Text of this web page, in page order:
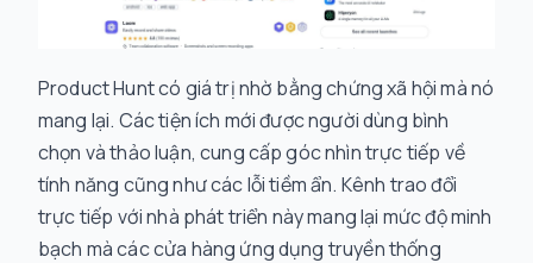
Product Hunt có giá trị nhờ bằng chứng xã hội mà nó
mang lại. Các tiện ích mới được người dùng bình
chọn và thảo luận, cung cấp góc nhìn trực tiếp về
tính năng cũng như các lỗi tiềm ẩn. Kênh trao đổi
trực tiếp với nhà phát triển này mang lại mức độ minh
bạch mà các cửa hàng ứng dụng truyền thống